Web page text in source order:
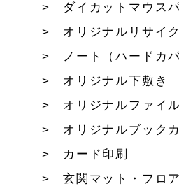
ダイカットマウス
オリジナルリサイ
ノート（ハードカバ
オリジナル下敷き
オリジナルファイル
オリジナルブック
カード印刷
玄関マット・フロ